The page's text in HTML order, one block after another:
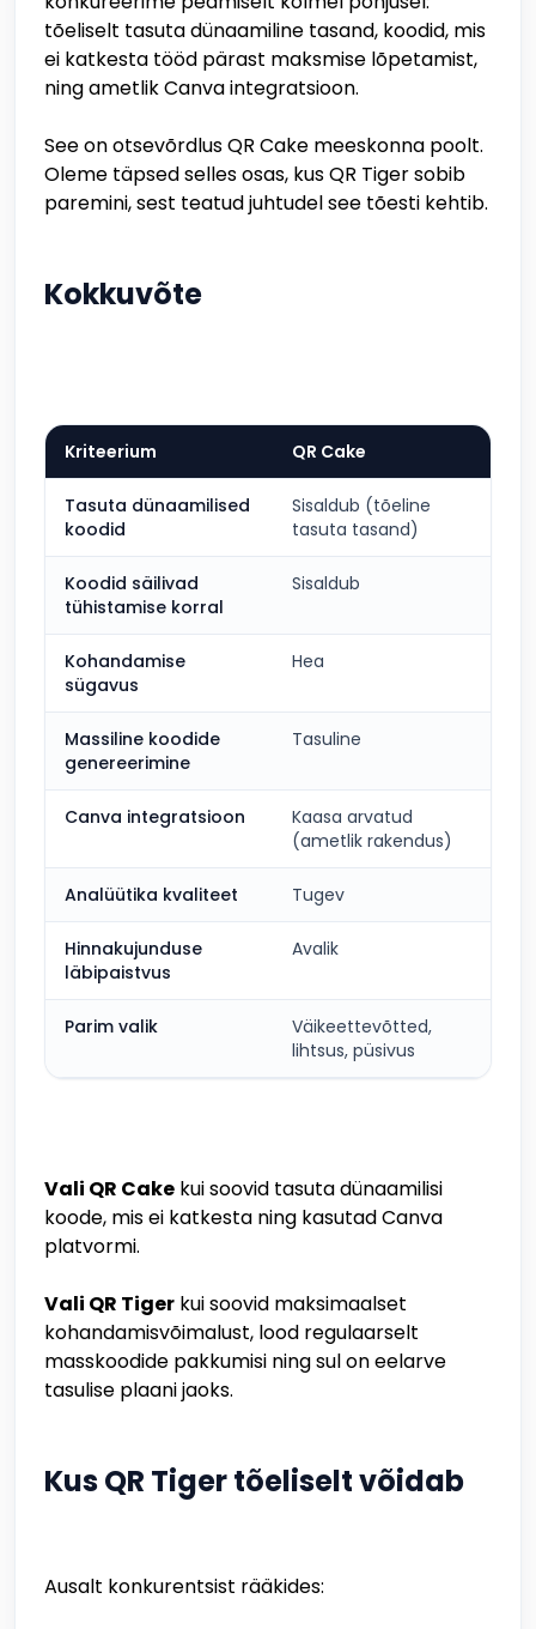
tõeliselt tasuta dünaamiline tasand, koodid, mis
ei katkesta tööd pärast maksmise lõpetamist,
ning ametlik Canva integratsioon.
See on otsevõrdlus QR Cake meeskonna poolt.
Oleme täpsed selles osas, kus QR Tiger sobib
paremini, sest teatud juhtudel see tõesti kehtib.
Kokkuvõte
Kriteerium QR Cake
Tasuta dünaamilised
koodid
Sisaldub (tõeline
tasuta tasand)
Koodid säilivad
tühistamise korral
Sisaldub
Kohandamise
sügavus
Hea
Massiline koodide
genereerimine
Tasuline
Canva integratsioon
Kaasa arvatud
(ametlik rakendus)
Analüütika kvaliteet Tugev
Hinnakujunduse
läbipaistvus
Avalik
Parim valik
Väikeettevõtted,
lihtsus, püsivus
Vali QR Cake kui soovid tasuta dünaamilisi
koode, mis ei katkesta ning kasutad Canva
platvormi.
Vali QR Tiger kui soovid maksimaalset
kohandamisvõimalust, lood regulaarselt
masskoodide pakkumisi ning sul on eelarve
tasulise plaani jaoks.
Kus QR Tiger tõeliselt võidab
Ausalt konkurentsist rääkides: